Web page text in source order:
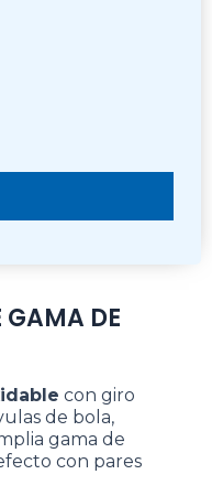
GAMA DE
con giro
de bola,
gama de
con pares